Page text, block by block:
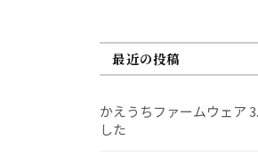
最近の投稿
かえうちファームウェア
した